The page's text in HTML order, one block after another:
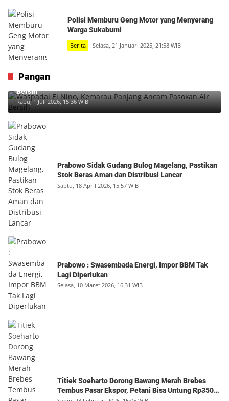
Polisi Memburu Geng Motor yang Menyerang
Warga Sukabumi
Berita Selasa, 21 Januari 2025, 21:58 WIB
Pangan
Waspadai El Nino, Kemarau Panjang Ancam Pasokan Air
Bersih
Rabu, 1 Juli 2026, 15:36 WIB
Prabowo Sidak Gudang Bulog Magelang, Pastikan
Stok Beras Aman dan Distribusi Lancar
Sabtu, 18 April 2026, 15:57 WIB
Prabowo : Swasembada Energi, Impor BBM Tak
Lagi Diperlukan
Selasa, 10 Maret 2026, 16:31 WIB
Titiek Soeharto Dorong Bawang Merah Brebes
Tembus Pasar Ekspor, Petani Bisa Untung Rp350